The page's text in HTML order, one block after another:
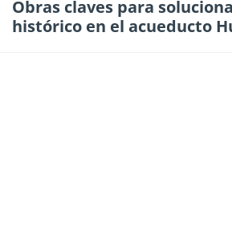
Obras claves para
histórico en el acueducto